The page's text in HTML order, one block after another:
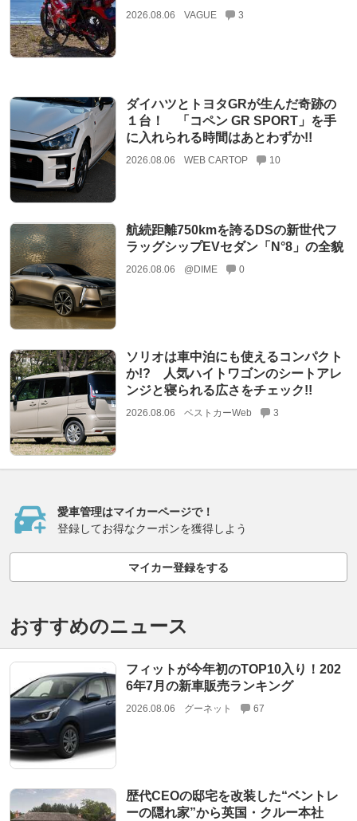
2026.08.06 VAGUE 3
ダイハツとトヨタGRが生んだ奇跡の
１台！ 「コペン GR SPORT」を手
に入れられる時間はあとわずか!!
2026.08.06 WEB CARTOP 10
航続距離750kmを誇るDSの新世代フ
ラッグシップEVセダン「N°8」の全貌
2026.08.06 @DIME 0
ソリオは車中泊にも使えるコンパクト
か!? 人気ハイトワゴンのシートアレ
ンジと寝られる広さをチェック!!
2026.08.06 ベストカーWeb 3
愛車管理はマイカーページで！
登録してお得なクーポンを獲得しよう
マイカー登録をする
おすすめのニュース
フィットが今年初のTOP10入り！202
6年7月の新車販売ランキング
2026.08.06 グーネット 67
歴代CEOの邸宅を改装した“ベントレ
ーの隠れ家”から英国・クルー本社